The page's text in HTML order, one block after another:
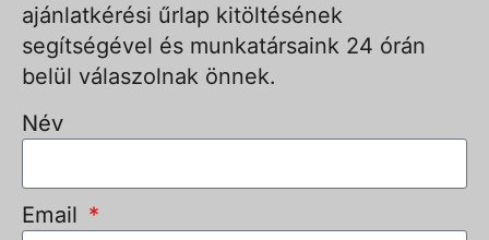
ajánlatkérési űrlap kitöltésének
segítségével és munkatársaink 24 órán
belül válaszolnak önnek.
Név
Email